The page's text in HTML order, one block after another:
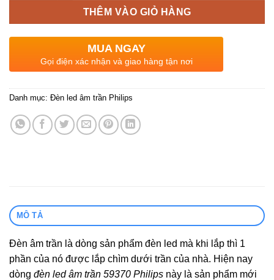
THÊM VÀO GIỎ HÀNG
MUA NGAY
Gọi điện xác nhận và giao hàng tận nơi
Danh mục: Đèn led âm trần Philips
MÔ TẢ
Đèn âm trần là dòng sản phẩm đèn led mà khi lắp thì 1
phần của nó được lắp chìm dưới trần của nhà. Hiện nay
dòng đèn led âm trần 59370 Philips này là sản phẩm mới